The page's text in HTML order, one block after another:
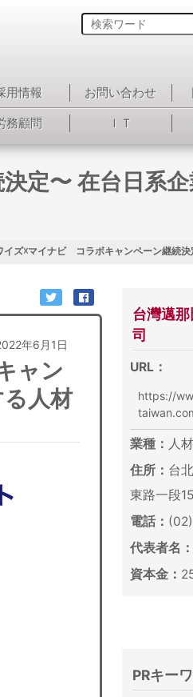
用情報 お問い合わせ
務顧問 ＩＴ
定〜 在台日系
イズ☓マイナビ コラボキャンペーン継続決
年6月1日
ャン
人材
台灣邁
司
URL：
https://
業種： 人
住所： 台
東路一段
電話：
代表者名：
資本金：
PRキー